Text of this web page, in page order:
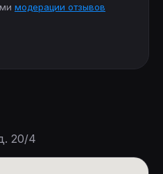
модерации отзывов
20/4